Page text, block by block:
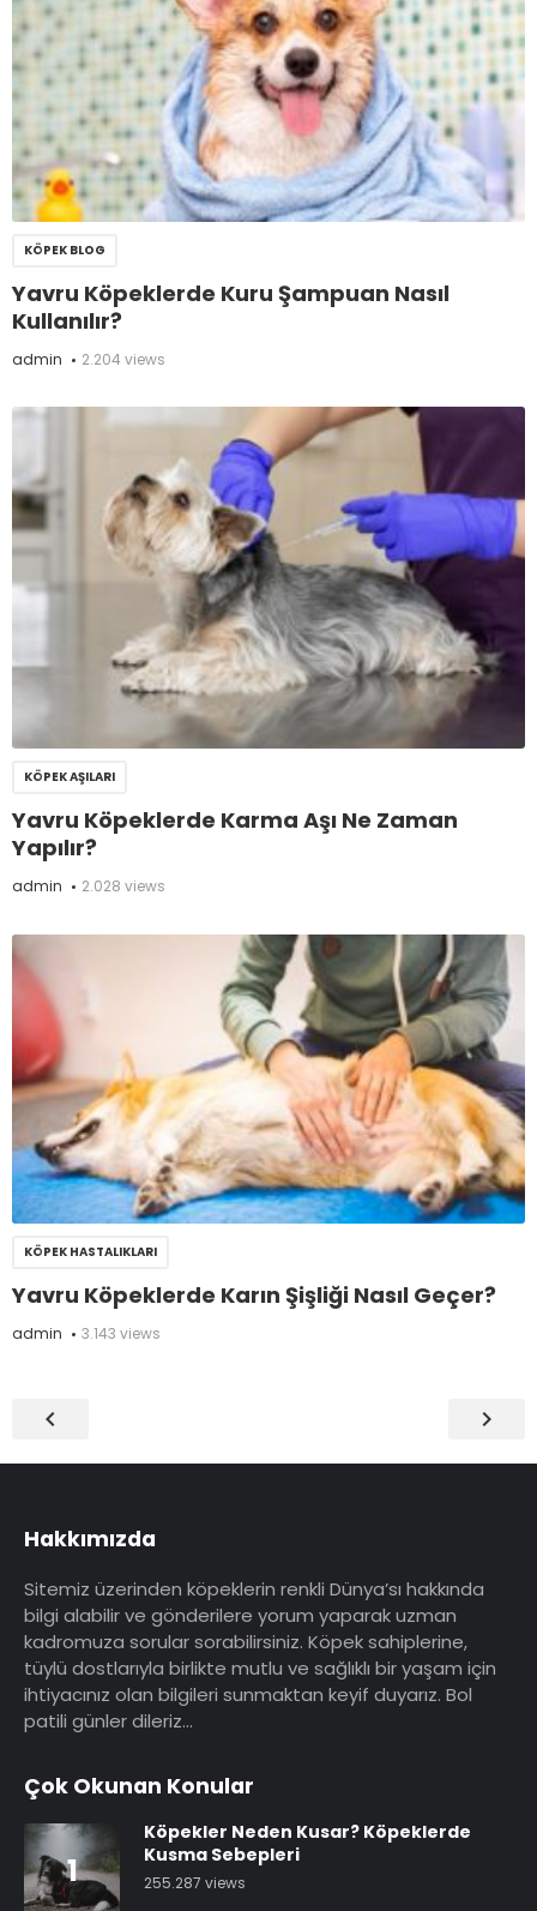
KÖPEK BLOG
Yavru Köpeklerde Kuru Şampuan Nasıl
Kullanılır?
admin 2.204 views
KÖPEK AŞILARI
Yavru Köpeklerde Karma Aşı Ne Zaman
Yapılır?
admin 2.028 views
KÖPEK HASTALIKLARI
Yavru Köpeklerde Karın Şişliği Nasıl Geçer?
admin 3.143 views
 
Hakkımızda
Sitemiz üzerinden köpeklerin renkli Dünya’sı hakkında
bilgi alabilir ve gönderilere yorum yaparak uzman
kadromuza sorular sorabilirsiniz. Köpek sahiplerine,
tüylü dostlarıyla birlikte mutlu ve sağlıklı bir yaşam için
ihtiyacınız olan bilgileri sunmaktan keyif duyarız. Bol
patili günler dileriz…
Çok Okunan Konular
1
Köpekler Neden Kusar? Köpeklerde
Kusma Sebepleri
255.287 views